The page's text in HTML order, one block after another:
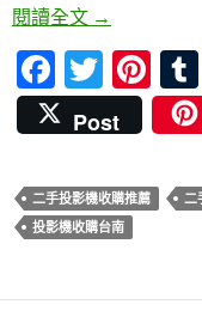
o
k
閱讀全文 立即獲得最
→
F
ac
e
b
o
k
T
w
itt
er
Pi
nt
er
es
t
Post
二手投影機收購推薦 二
投影機收購台南